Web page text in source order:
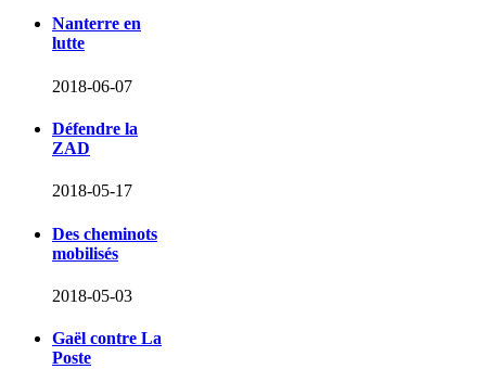
Nanterre en
lutte
2018-06-07
Défendre la
ZAD
2018-05-17
Des cheminots
mobilisés
2018-05-03
Gaël contre La
Poste